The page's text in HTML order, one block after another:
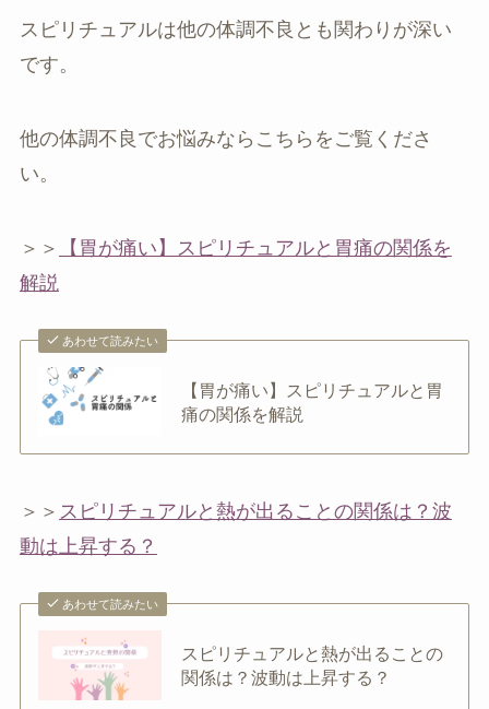
スピリチュアルは他の体調不良とも関わりが深い
です。
他の体調不良でお悩みならこちらをご覧くださ
い。
＞＞
【胃が痛い】スピリチュアルと胃痛の関係を
解説
あわせて読みたい
【胃が痛い】スピリチュアルと胃
痛の関係を解説
＞＞ スピリチュアルと熱が出ることの関係は？波
動は上昇する？
あわせて読みたい
スピリチュアルと熱が出ることの
関係は？波動は上昇する？